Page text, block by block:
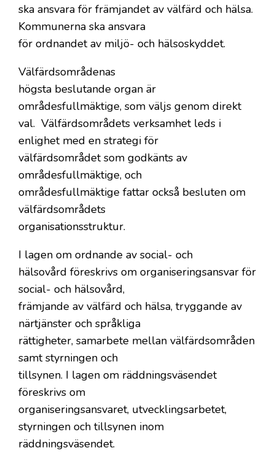
ska ansvara för främjandet av välfärd och hälsa.
Kommunerna ska ansvara
för ordnandet av miljö- och hälsoskyddet.
Välfärdsområdenas
högsta beslutande organ är
områdesfullmäktige, som väljs genom direkt
val. Välfärdsområdets verksamhet leds i
enlighet med en strategi för
välfärdsområdet som godkänts av
områdesfullmäktige, och
områdesfullmäktige fattar också besluten om
välfärdsområdets
organisationsstruktur.
I lagen om ordnande av social- och
hälsovård föreskrivs om organiseringsansvar för
social- och hälsovård,
främjande av välfärd och hälsa, tryggande av
närtjänster och språkliga
rättigheter, samarbete mellan välfärdsområden
samt styrningen och
tillsynen. I lagen om räddningsväsendet
föreskrivs om
organiseringsansvaret, utvecklingsarbetet,
styrningen och tillsynen inom
räddningsväsendet.